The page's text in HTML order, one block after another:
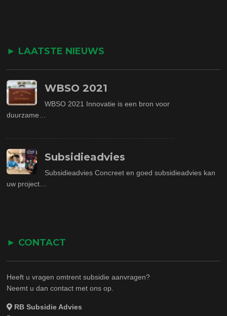
► LAATSTE NIEUWS
WBSO 2021
WBSO 2021 Innovatie is een bron voor
duurzame…
Subsidieadvies
Subsidieadvies Concreet en goed subsidieadvies kan
uw project…
► CONTACT
Heeft u vragen omtrent subsidie aanvragen?
Neemt u dan contact met ons op.
RB Subsidie Advies